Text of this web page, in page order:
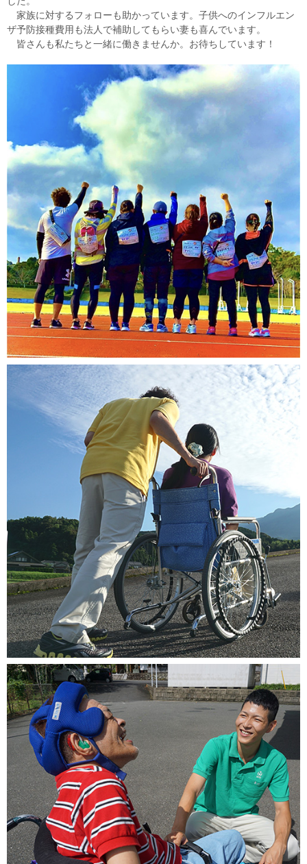
家族に対するフォローも助かっています。子供へのインフルエン
ザ予防接種費用も法人で補助してもらい妻も喜んでいます。
皆さんも私たちと一緒に働きませんか。お待ちしています！